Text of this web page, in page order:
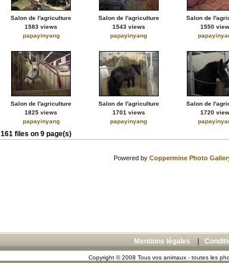
Salon de l'agriculture
1583 views
papayinyang
Salon de l'agriculture
1543 views
papayinyang
Salon de
1550
Salon de l'agriculture
1825 views
papayinyang
Salon de l'agriculture
1701 views
papayinyang
Salon de
1720
161 files on 9 page(s)
Powered by Coppermine Photo
Mentions légales
Copyright © 2008 Tous vos animaux - toutes les